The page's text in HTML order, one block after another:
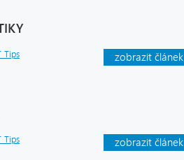
zobrazit článek
Tips
zobrazit článek
Tips